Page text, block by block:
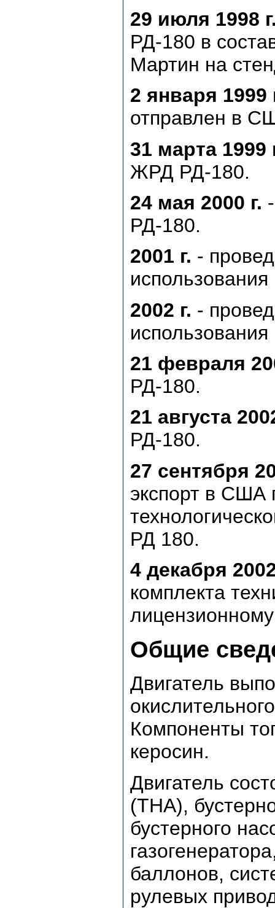
29 июля 1998
РД-180 в
Мартин на
2 января 1999
отправлен в
31 марта 1999
ЖРД РД-180.
24 мая 2000 г.
РД-180.
2001 г. -
2002 г. -
21 февраля
РД-180.
21 августа
РД-180.
27 сентября
экспорт в США
РД 180.
4 декабря
комплекта
Общие
Двигатель
Компоненты
керосин.
Двигатель
(ТНА),
бустерного
баллонов,
рулевых